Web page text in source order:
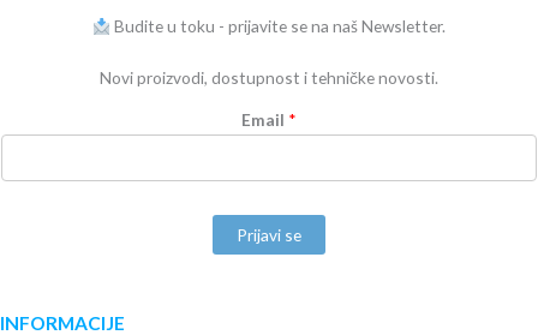
Budite u toku - prijavite se na naš Newsletter.
Novi proizvodi, dostupnost i tehničke novosti.
Email *
Prijavi se
INFORMACIJE